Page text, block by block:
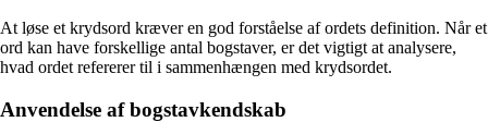
At løse et krydsord kræver en god forståelse af ordets definition. Når et
ord kan have forskellige antal bogstaver, er det vigtigt at analysere,
hvad ordet refererer til i sammenhængen med krydsordet.
Anvendelse af bogstavkendskab